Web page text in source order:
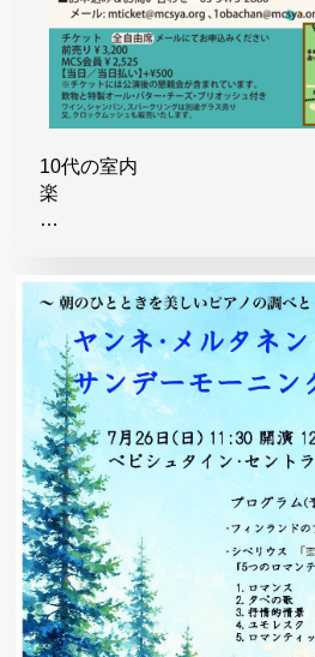
10代の室内
…